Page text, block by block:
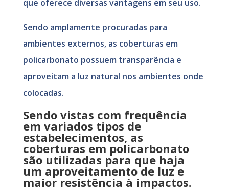
que oferece diversas vantagens em seu uso.
Sendo amplamente procuradas para
ambientes externos, as coberturas em
policarbonato possuem transparência e
aproveitam a luz natural nos ambientes onde
colocadas.
Sendo vistas com frequência
em variados tipos de
estabelecimentos, as
coberturas em policarbonato
são utilizadas para que haja
um aproveitamento de luz e
maior resistência à impactos.